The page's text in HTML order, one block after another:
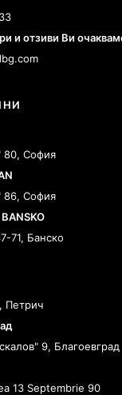
и отзиви Ви
80, София
86, София
71, Банско
Петрич
9, Благоевград
13 Septembrie 90